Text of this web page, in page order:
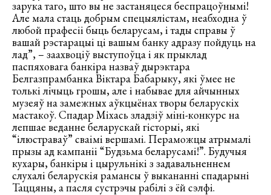
зарука таго, што вы не застаняцеся беспрацоўнымі!
Але мала стаць добрым спецыялістам, неабходна ў
любой прафесіі быць беларусам, і тады справы ў
вашай рэстарацыі ці вашым банку адразу пойдуць на
лад”, – заахвоціў выступоўца і як прыклад
паспяховага банкіра назваў дырэктара
Белгазпрамбанка Віктара Бабарыку, які ўмее не
толькі лічыць грошы, але і набывае для айчынных
музеяў на замежных аўкцыёнах творы беларускіх
мастакоў. Спадар Міхась зладзіў міні-конкурс на
лепшае веданне беларускай гісторыі, які
“ілюстраваў” сваімі вершамі. Пераможцы атрымалі
прызы ад кампаніі “Будзьма беларусамі!”. Будучыя
кухары, банкіры і цырульнікі з задавальненнем
слухалі беларускія рамансы ў выкананні спадарыні
Таццяны, а пасля сустрэчы рабілі з ёй сэлфі.